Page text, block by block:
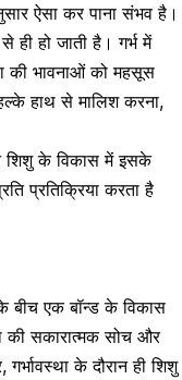
ऐसा कर पाना संभव है।
से ही हो जाती है।गर्भ में
की भावनाओं को महसूस
हाथ से मालिश करना,
शिशु के विकास में इसके
प्रतिक्रिया करता है
बीच एक बॉन्ड के विकास
की सकारात्मक सोच और
के दौरान हीशिशु